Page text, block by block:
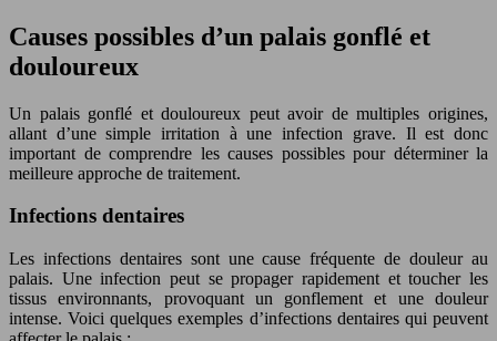
Causes possibles d’un palais gonflé et
douloureux
Un palais gonflé et douloureux peut avoir de multiples origines,
allant d’une simple irritation à une infection grave. Il est donc
important de comprendre les causes possibles pour déterminer la
meilleure approche de traitement.
Infections dentaires
Les infections dentaires sont une cause fréquente de douleur au
palais. Une infection peut se propager rapidement et toucher les
tissus environnants, provoquant un gonflement et une douleur
intense. Voici quelques exemples d’infections dentaires qui peuvent